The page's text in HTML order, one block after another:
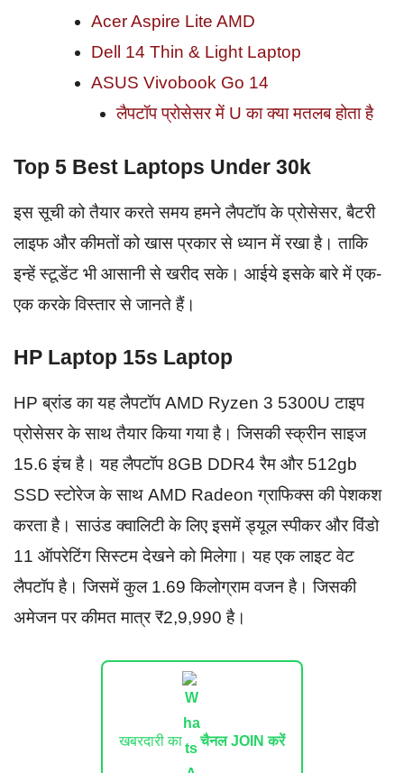
Acer Aspire Lite AMD
Dell 14 Thin & Light Laptop
ASUS Vivobook Go 14
लैपटॉप प्रोसेसर में U का क्या मतलब होता है
Top 5 Best Laptops Under 30k
इस सूची को तैयार करते समय हमने लैपटॉप के प्रोसेसर, बैटरी
लाइफ और कीमतों को खास प्रकार से ध्यान में रखा है। ताकि
इन्हें स्टूडेंट भी आसानी से खरीद सके। आईये इसके बारे में एक-
एक करके विस्तार से जानते हैं।
HP Laptop 15s Laptop
HP ब्रांड का यह लैपटॉप AMD Ryzen 3 5300U टाइप
प्रोसेसर के साथ तैयार किया गया है। जिसकी स्क्रीन साइज
15.6 इंच है। यह लैपटॉप 8GB DDR4 रैम और 512gb
SSD स्टोरेज के साथ AMD Radeon ग्राफिक्स की पेशकश
करता है। साउंड क्वालिटी के लिए इसमें ड्यूल स्पीकर और विंडो
11 ऑपरेटिंग सिस्टम देखने को मिलेगा। यह एक लाइट वेट
लैपटॉप है। जिसमें कुल 1.69 किलोग्राम वजन है। जिसकी
अमेजन पर कीमत मात्र ₹2,9,990 है।
खबरदारी का चैनल JOIN करें